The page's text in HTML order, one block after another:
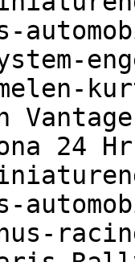
24